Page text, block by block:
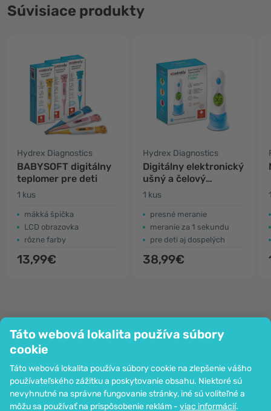
Táto webová lokalita používa súbory
cookie
Táto webová lokalita používa súbory cookie na zlepšenie vášho
používateľského zážitku a poskytovanie obsahu. Niektoré sú
nevyhnutné na správne fungovanie stránky, iné sú voliteľné a
môžu sa používať na prispôsobenie reklám - viac informácií.
Súvisiace produkty
Hydrex Diagnostics
BABYSOFT digitálny
teplomer pre deti
1 kus
mäkká špička
LCD obrazovka
rôzne farby
13,99€
Hydrex Diagnostics
Digitálny elektronický
ušný a čelový
teplomer
1 kus
presné meranie
meranie za 1 sekundu
pre deti aj dospelých
38,99€
Spoločnosť
Informácie
Pripoj sa k nám
Pomoc a objednávky